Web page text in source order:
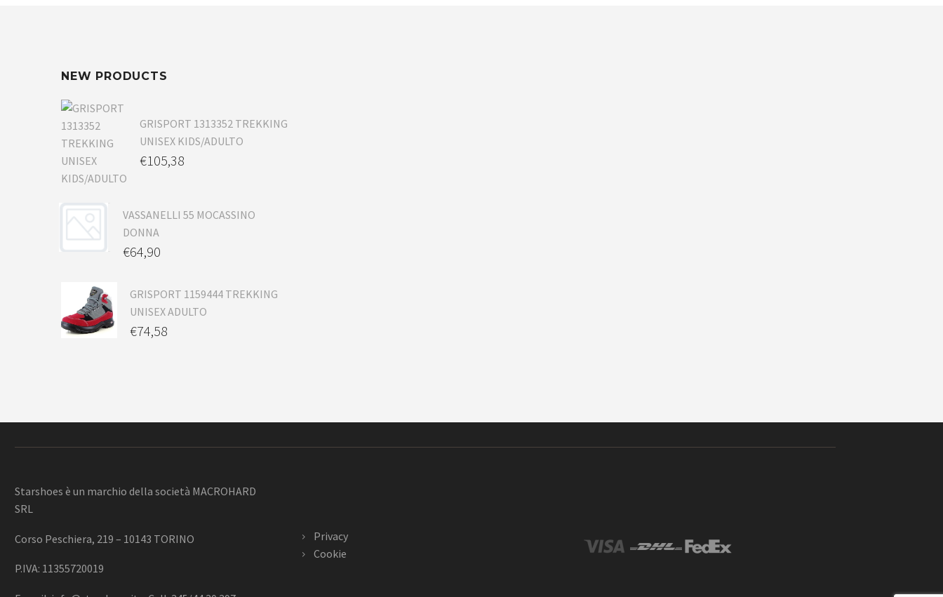
NEW PRODUCTS
GRISPORT 1313352 TREKKING
UNISEX KIDS/ADULTO
€105,38
VASSANELLI 55 MOCASSINO
DONNA
€64,90
GRISPORT 1159444 TREKKING
UNISEX ADULTO
€74,58
Starshoes è un marchio della società MACROHARD
SRL
Corso Peschiera, 219 – 10143 TORINO
P.IVA: 11355720019
Privacy
Cookie